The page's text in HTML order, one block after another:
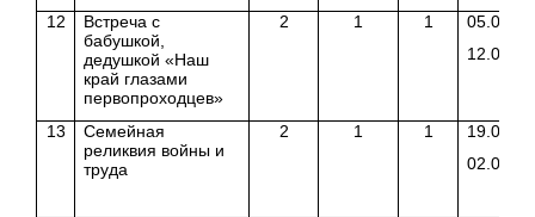
12
Встреча с
бабушкой,
дедушкой «Наш
край глазами
первопроходцев»
2 1 1
05.03.18
12.03.18
13
Семейная
реликвия войны и
труда
2 1 1
19.03.18
02.04.18